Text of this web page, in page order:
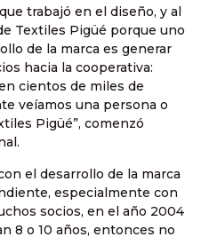
trabajó en el diseño, y al
Textiles Pigüé porque uno
de la marca es generar
hacia la cooperativa:
cientos de miles de
veíamos una persona o
Pigüé”, comenzó
el desarrollo de la marca
especialmente con
socios, en el año 2004
8 o 10 años, entonces no